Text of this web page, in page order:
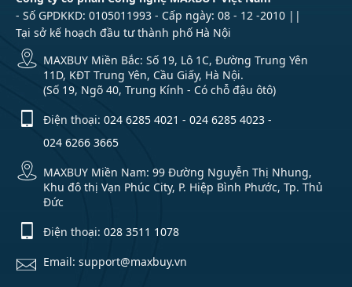
- Số GPDKKD: 0105011993 - Cấp ngày: 08 - 12 -2010 ||
Tại sở kế hoạch đầu tư thành phố Hà Nội
MAXBUY Miền Bắc: Số 19, Lô 1C, Đường Trung Yên
11D, KĐT Trung Yên, Cầu Giấy, Hà Nội.
(Số 19, Ngõ 40, Trung Kính - Có chỗ đậu ôtô)
Điện thoại: 024 6285 4021 - 024 6285 4023 -
024 6266 3665
MAXBUY Miền Nam: 99 Đường Nguyễn Thị Nhung,
Khu đô thị Vạn Phúc City, P. Hiệp Bình Phước, Tp. Thủ
Đức
Điện thoại: 028 3511 1078
Email: support@maxbuy.vn